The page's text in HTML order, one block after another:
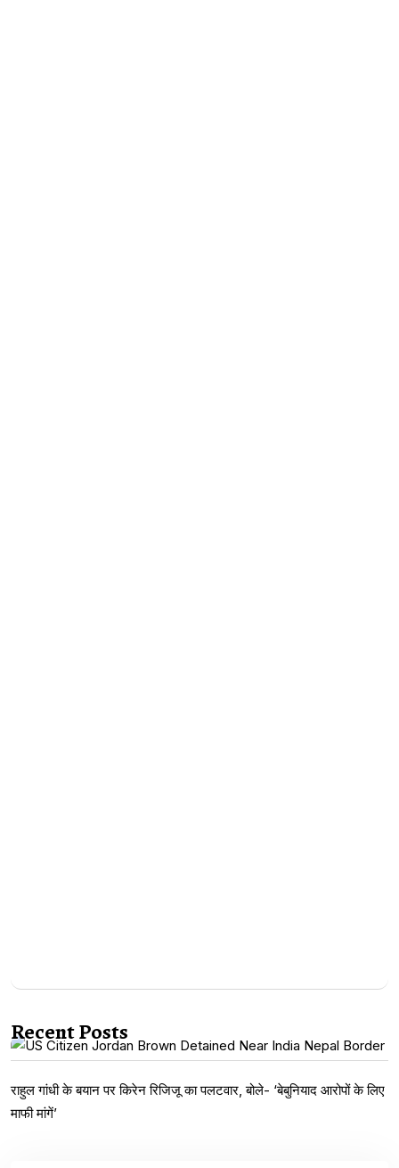
Recent Posts
राहुल गांधी के बयान पर किरेन रिजिजू का पलटवार, बोले- ‘बेबुनियाद आरोपों के लिए
माफी मांगें’